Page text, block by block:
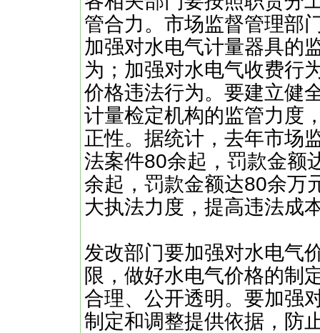
管合力。市场监督管理部
加强对水电气计量器具的
为；加强对水电气收费行
价格违法行为。要建立健
计量检定机构的监管力度
正性。据统计，去年市场
法案件80余起，罚款金额
余起，罚款金额达80余万
大执法力度，提高违法成
发改部门要加强对水电气
限，做好水电气价格的制
合理、公开透明。要加强
制定和调整提供依据，防